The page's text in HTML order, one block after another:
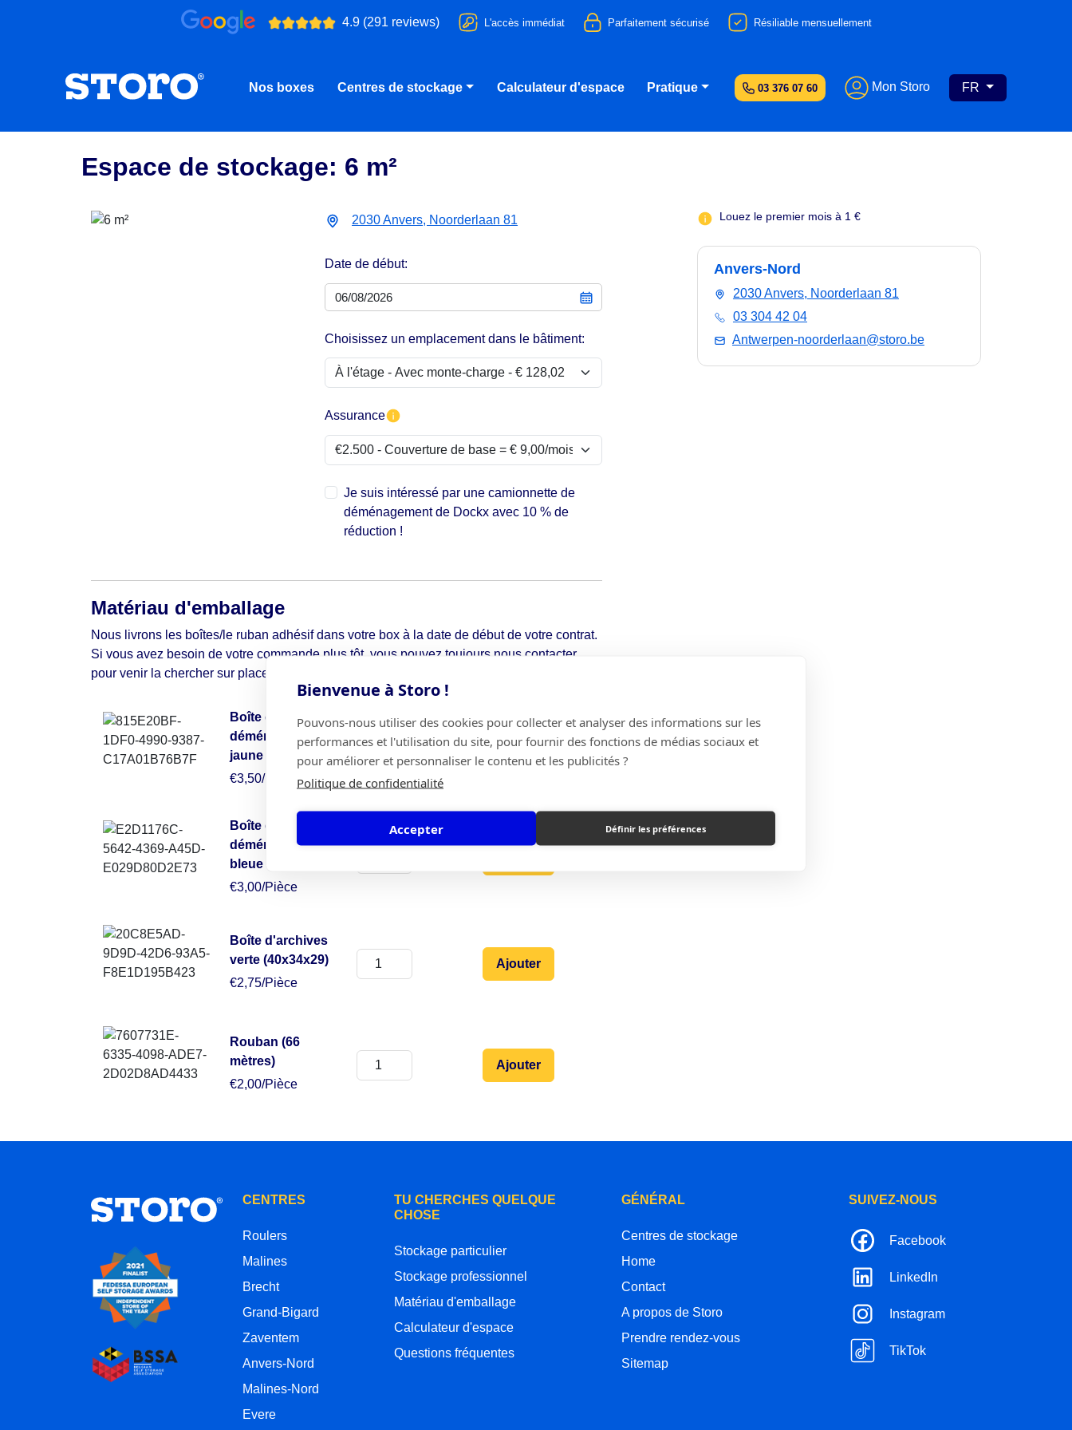
Bienvenue à Storo !
Pouvons-nous utiliser des cookies pour collecter et analyser des informations sur les
performances et l'utilisation du site, pour fournir des fonctions de médias sociaux et
pour améliorer et personnaliser le contenu et les publicités ?
Politique de confidentialité
Accepter Définir les préférences
4.9 (291 reviews) L'accès immédiat Parfaitement sécurisé Résiliable mensuellement
03 376 07 60 Mon Storo FR
Nos boxes Centres de stockage Calculateur d'espace Pratique
Espace de stockage: 6 m²
2030 Anvers, Noorderlaan 81
Date de début:
Choisissez un emplacement dans le bâtiment:
Assurance
Je suis intéressé par une camionnette de
déménagement de Dockx avec 10 % de
réduction !
Matériau d'emballage
Nous livrons les boîtes/le ruban adhésif dans votre box à la date de début de votre contrat.
Si vous avez besoin de votre commande plus tôt, vous pouvez toujours nous contacter
pour venir la chercher sur place.
Boîte de
déménagement
jaune (50x50x30)
€3,50/Pièce
Ajouter
Boîte de
déménagement
bleue (49x34x38)
€3,00/Pièce
Boîte d'archives
verte (40x34x29)
€2,75/Pièce
Ajouter
Rouban (66
mètres)
€2,00/Pièce
Ajouter
Louez le premier mois à 1 €
Anvers-Nord
2030 Anvers, Noorderlaan 81
03 304 42 04
Antwerpen-noorderlaan@storo.be
CENTRES
Roulers
Malines
Brecht
Grand-Bigard
Zaventem
Anvers-Nord
Malines-Nord
Evere
TU CHERCHES QUELQUE
CHOSE
Stockage particulier
Stockage professionnel
Matériau d'emballage
Calculateur d'espace
Questions fréquentes
GÉNÉRAL
Centres de stockage
Home
Contact
A propos de Storo
Prendre rendez-vous
Sitemap
SUIVEZ-NOUS
Facebook
LinkedIn
Instagram
TikTok